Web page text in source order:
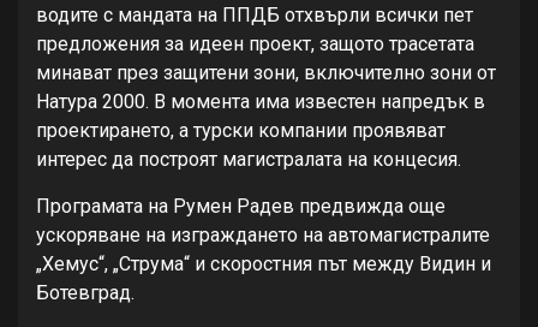
водите с мандата на ППДБ отхвърли всички пет
предложения за идеен проект, защото трасетата
минават през защитени зони, включително зони от
Натура 2000. В момента има известен напредък в
проектирането, а турски компании проявяват
интерес да построят магистралата на концесия.
Програмата на Румен Радев предвижда още
ускоряване на изграждането на автомагистралите
„Хемус“, „Струма“ и скоростния път между Видин и
Ботевград.